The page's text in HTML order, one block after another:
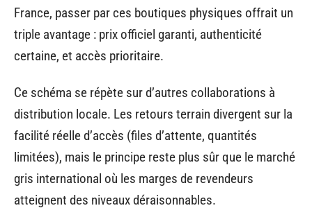
France, passer par ces boutiques physiques offrait un
triple avantage : prix officiel garanti, authenticité
certaine, et accès prioritaire.
Ce schéma se répète sur d’autres collaborations à
distribution locale. Les retours terrain divergent sur la
facilité réelle d’accès (files d’attente, quantités
limitées), mais le principe reste plus sûr que le marché
gris international où les marges de revendeurs
atteignent des niveaux déraisonnables.